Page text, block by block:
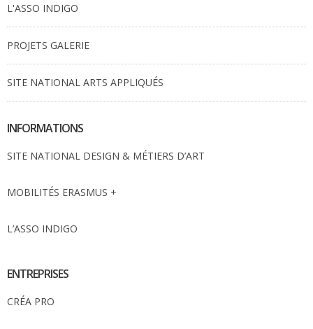
L'ASSO INDIGO
PROJETS GALERIE
SITE NATIONAL ARTS APPLIQUÉS
INFORMATIONS
SITE NATIONAL DESIGN & MÉTIERS D’ART
MOBILITÉS ERASMUS +
L’ASSO INDIGO
ENTREPRISES
CRÉA PRO